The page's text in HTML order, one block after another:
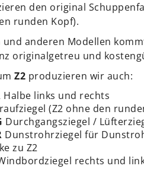
den original
runden Kopf).
und anderen Modellen
originalgetreu und
Z2 produzieren wir auch:
Halbe links und rechts
(Z2 ohne den
Durchgangsziegel /
Dunstrohrziegel für
zu Z2
rechts und